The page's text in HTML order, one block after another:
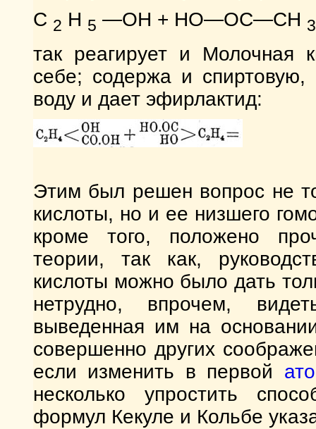
С 2 Н 5 —ОН + НО—ОС—СН 3
так реагирует и Молочная
себе; содержа и
воду и дает эфирлактид:
Этим был решен вопрос не
кислоты, но и ее низшего
кроме того, положено
теории, так как,
кислоты можно было дать
нетрудно, впрочем,
выведенная им на
совершенно других
если изменить в первой
несколько упростить
формул Кекуле и Кольбе